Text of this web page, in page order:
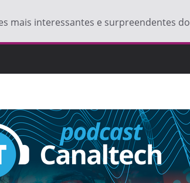
mais interessantes e surpreendentes